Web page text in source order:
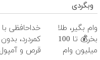
وبگردی
وام بگیر، طلا
بخر💰 تا 100
میلیون وام
خداحافظی با
کمردرد، بدون
قرص و